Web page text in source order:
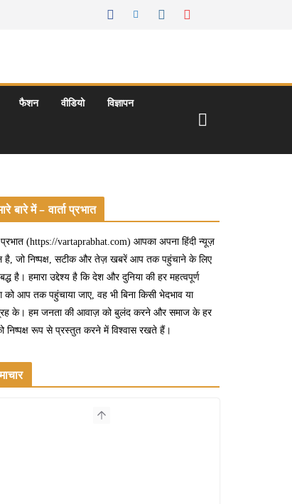
फैशन वीडियो विज्ञापन
बारे में – वार्ता प्रभात
प्रभात (https://vartaprabhat.com) आपका अपना हिंदी न्यूज़
है, जो निष्पक्ष, सटीक और तेज़ खबरें आप तक पहुंचाने के लिए
है। हमारा उद्देश्य है कि देश और दुनिया की हर महत्वपूर्ण
को आप तक पहुंचाया जाए, वह भी बिना किसी भेदभाव या
के। हम जनता की आवाज़ को बुलंद करने और समाज के हर
निष्पक्ष रूप से प्रस्तुत करने में विश्वास रखते हैं।